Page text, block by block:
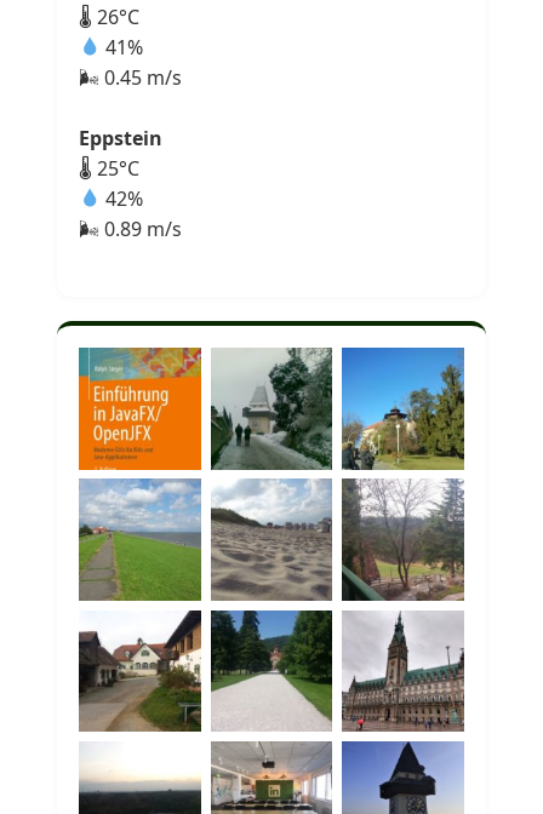
🌡 26°C
41%
🌬 0.45 m/s
Eppstein
🌡 25°C
42%
🌬 0.89 m/s